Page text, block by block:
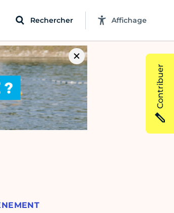
Rechercher Affichage
Contribuer